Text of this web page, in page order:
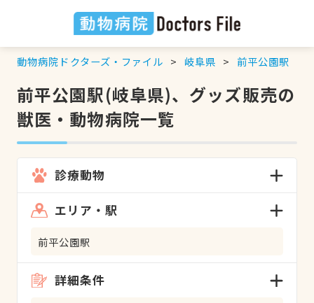
動物病院ドクターズ・ファイル 岐阜県 前平公園駅
前平公園駅(岐阜県)、グッズ販売の
獣医・動物病院一覧
診療動物
エリア・駅
前平公園駅
詳細条件